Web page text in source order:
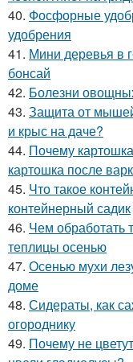
40. Фосфорные
удобрения
41. Мини деревья в
бонсай
42. Болезни
43. Защита от
и крыс на даче?
44. Почему
картошка после
45. Что такое
контейнерный садик
46. Чем обработать
теплицы осенью
47. Осенью мухи
доме
48. Сидераты, как
огороднику
49. Почему не